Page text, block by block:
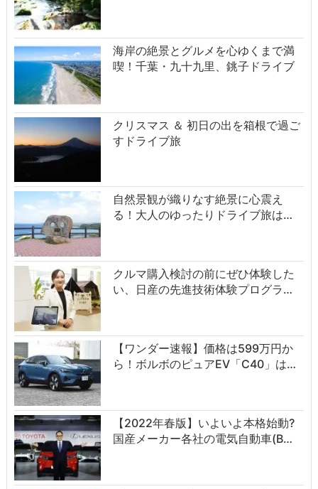
海岸の絶景とグルメを心ゆくまで満
喫！千葉・九十九里、銚子ドライブ
クリスマス ＆ 初日の出を箱根で過ご
すドライブ旅
自然景観が織りなす絶景に心震え
る！大人のゆったりドライブ旅は…
クルマ購入検討の前にぜひ体験した
い、日産の先進技術体験プログラ…
【ワンダー速報】価格は599万円か
ら！ボルボのピュアEV「C40」は…
【2022年春版】いよいよ本格始動?
国産メーカー各社の電気自動車(B…